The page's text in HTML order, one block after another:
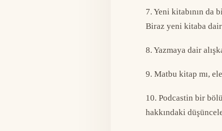
7. Yeni kitabının da
Biraz yeni kitaba dair
8. Yazmaya dair
9. Matbu kitap mı,
10. Podcastin bir
hakkındaki